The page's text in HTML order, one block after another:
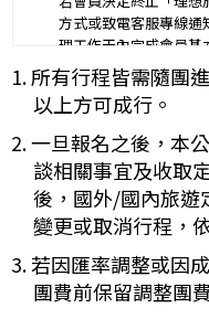
負之義務不得低於廣告之
第一項記載得以所刊登
未記載第一項內容或記載
明會之說明記載不符者，
第四條（集合及出發時地）
甲方應於民國_____年
__________準時集合出
發，亦未能中途加入旅遊
三條之約定，行使損害賠
第五條（旅遊費用及付款方
旅遊費用：
除雙方有特別約定者外，
一、
簽訂本契約時，甲方
方式或致電客服專線通
理工作天內完成會員基
法》及《稅捐稽徵法》
紀錄將於法定保存期限
止「理想旅遊」網站會
郵件為準），您將即刻
【Cookies 的運用政策】
為提供個人化的服務，
某些時候追蹤使用者的
助作用，例如儲存您偏
您上網至本行網站時
※ Cookies 是網站伺服器
它可能在使用者的電腦
1. 所有行程皆需隨團
以上方可成行。
2. 一旦報名之後，本
談相關事宜及收取
後，國外/國內旅遊
變更或取消行程，
3. 若因匯率調整或因
團費前保留調整團